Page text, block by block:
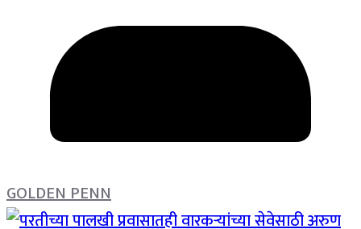
GOLDEN PENN